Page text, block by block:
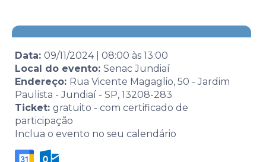
Data: 09/11/2024| 08:00 às 13:00
Local do evento: Senac Jundiaí
Endereço: Rua Vicente Magaglio, 50 - Jardim
Paulista - Jundiaí - SP, 13208-283
Ticket: gratuito - com certificado de
participação
Inclua o evento no seu calendário